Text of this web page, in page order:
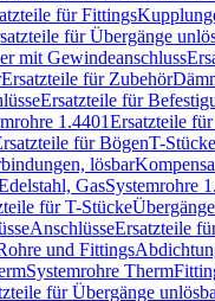
für Fittings
für Übergänge
mit Gewindeanschluss
Ersatzteile für Zubehör
Ersatzteile für
1.4401Ersatzteile
für BögenT-Stücke
lösbar
GasSystemrohre
für T-Stücke
AnschlüsseErsatzteile
und Fittings
Systemrohre Therm
für Übergänge